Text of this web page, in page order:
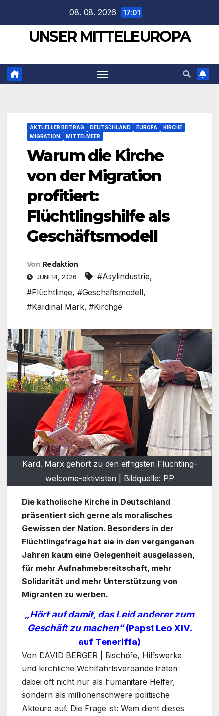
springen
08. 08. 2026 17:01
UNSER MITTELEUROPA
AKTUELLER BEITRAG DEUTSCHLAND EUROPA
KIRCHE
MIGRATION
MITTELMEER
Warum die Kirche
von der Migration
profitiert:
Flüchtlingshilfe als
Geschäftsmodell
Von Redaktion
JUNI 14, 2026 #Asylindustrie,
#Flüchtlinge, #Geschäftsmodell,
#Kardinal Mark, #Kirchge
Kard. Marx gehört zu den eifrigsten Flüchtling-
welcome-aktivisten | Bildquelle: PP
Die katholische Kirche in Deutschland
präsentiert sich gerne als moralisches
Gewissen der Nation. Besonders in der
Flüchtlingsfrage hat sie in den vergangenen
Jahren kaum eine Gelegenheit ausgelassen,
für mehr Aufnahmebereitschaft, mehr
Solidarität und mehr Unterstützung von
Migranten zu werben.
„Hört auf damit, das Leid anderer zum
Geschäft zu machen“(Papst Leo XIV.
auf Teneriffa)
Von DAVID BERGER | Bischöfe, Hilfswerke
und kirchliche Wohlfahrtsverbände traten
dabei oft nicht nur als humanitäre Helfer,
sondern als millionenschwere politische
Akteure auf. Die Frage ist: Wem dient dieses